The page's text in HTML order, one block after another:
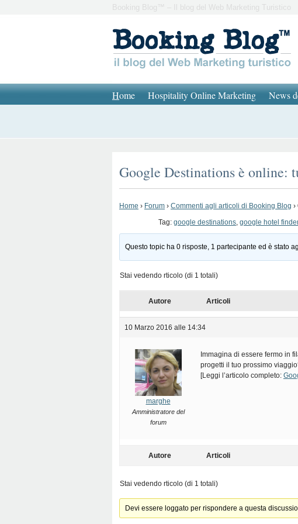
Booking Blog™ – Il blog del Web Marketing Turistico
Home Hospitality Online Marketing News
Google Destinations è online:
Home › Forum › Commenti agli articoli di Booking Blog ›
Tag: google destinations, google hotel finder
Questo topic ha 0 risposte, 1 partecipante ed è stato
Stai vedendo rticolo (di 1 totali)
Autore Articoli
10 Marzo 2016 alle 14:34
marghe
Amministratore del
forum
Immagina di essere fermo in
progetti il tuo prossimo
[Leggi l’articolo completo:
Autore Articoli
Stai vedendo rticolo (di 1 totali)
Devi essere loggato per rispondere a questa